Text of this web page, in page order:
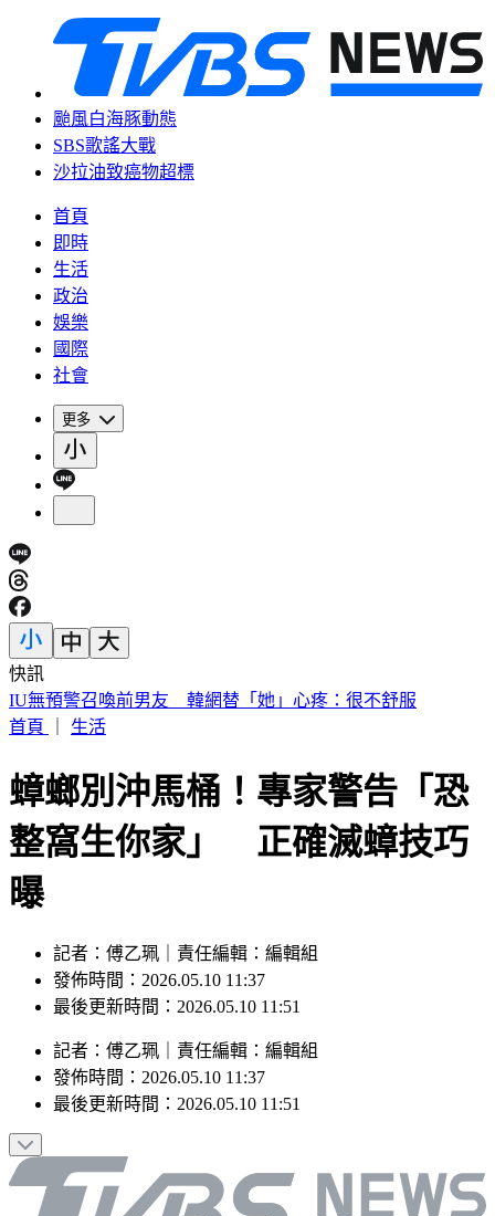
颱風白海豚動態
SBS歌謠大戰
沙拉油致癌物超標
首頁
即時
生活
政治
娛樂
國際
社會
更多
快訊
中國出入境新規將上路 陸委會曝「這類人」最危險
首頁
生活
蟑螂別沖馬桶！專家警告「恐
整窩生你家」 正確滅蟑技巧
曝
記者：傅乙珮｜責任編輯：編輯組
發佈時間：2026.05.10 11:37
最後更新時間：2026.05.10 11:51
記者 ： 傅乙珮 責任編輯 ： 編輯組
發佈時間： 2026.05.10 11:37
最後更新時間： 2026.05.10 11:51